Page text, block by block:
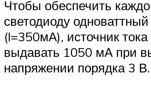
Чтобы обеспечить
светодиоду
(I=350мА), источник
выдавать 1050 мА при
напряжении порядка 3 В.